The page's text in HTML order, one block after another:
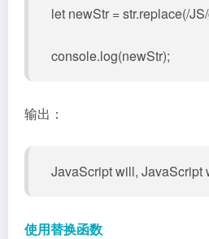
let newStr = str.replace(/JS/
console.log(newStr);
输出：
JavaScript will, JavaScript
使用替换函数